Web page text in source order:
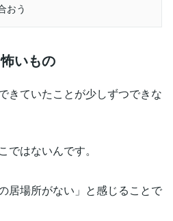
おう
いもの
きていたことが少しずつできな
ではないんです。
居場所がない」と感じることで